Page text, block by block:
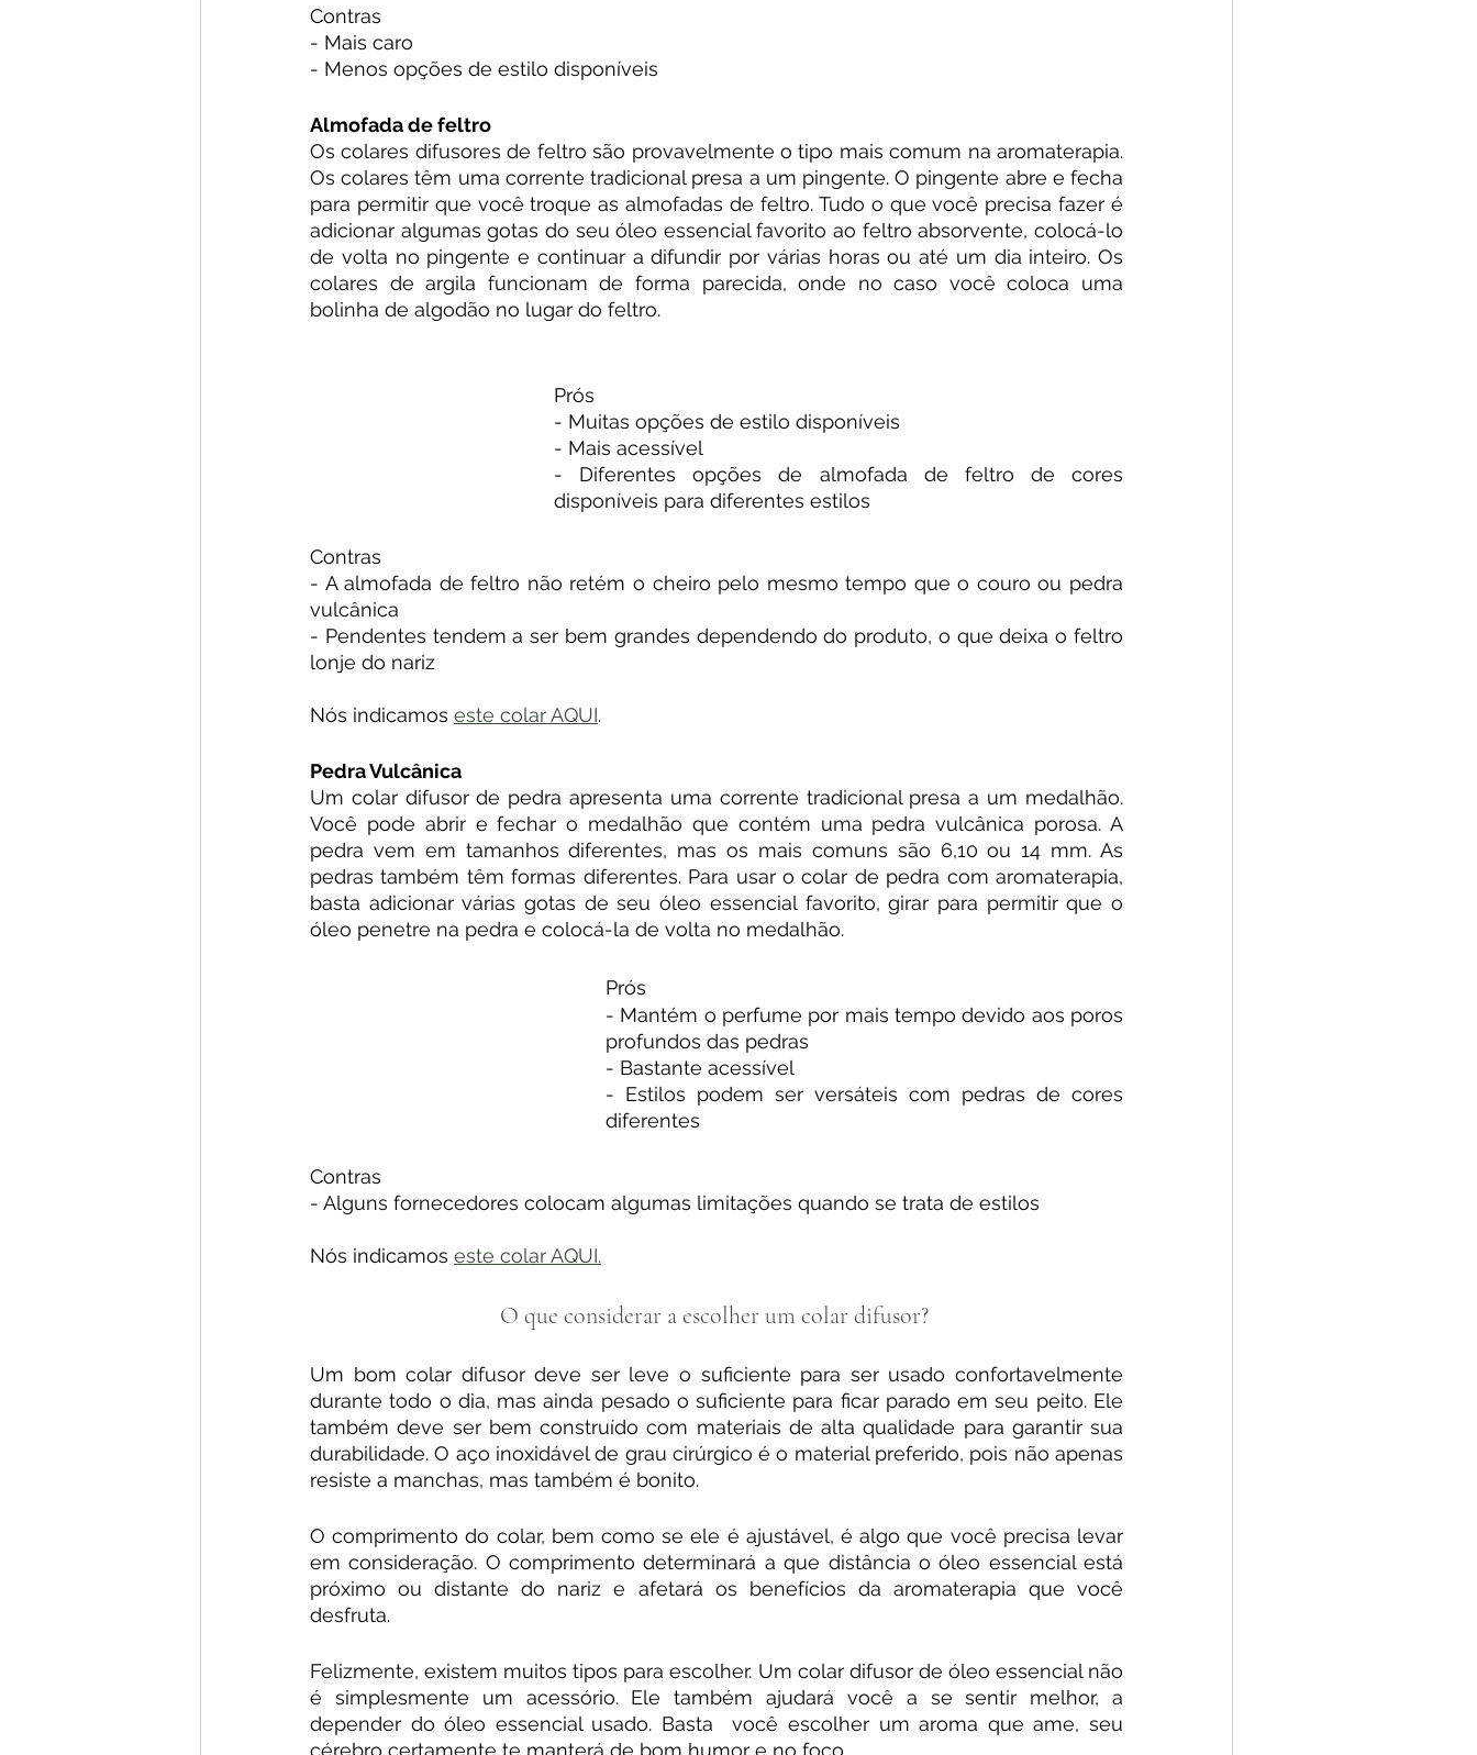
Contras
- Mais caro
- Menos opções de estilo disponíveis
Almofada de feltro
Os colares difusores de feltro são provavelmente o tipo mais comum na aromaterapia.
Os colares têm uma corrente tradicional presa a um pingente. O pingente abre e fecha
para permitir que você troque as almofadas de feltro. Tudo o que você precisa fazer é
adicionar algumas gotas do seu óleo essencial favorito ao feltro absorvente, colocá-lo
de volta no pingente e continuar a difundir por várias horas ou até um dia inteiro. Os
colares de argila funcionam de forma parecida, onde no caso você coloca uma
bolinha de algodão no lugar do feltro.
Prós
- Muitas opções de estilo disponíveis
- Mais acessível
- Diferentes opções de almofada de feltro de cores
disponíveis para diferentes estilos
Contras
- A almofada de feltro não retém o cheiro pelo mesmo tempo que o couro ou pedra
vulcânica
- Pendentes tendem a ser bem grandes dependendo do produto, o que deixa o feltro
lonje do nariz
Nós indicamos este colar AQUI.
Pedra Vulcânica
Um colar difusor de pedra apresenta uma corrente tradicional presa a um medalhão.
Você pode abrir e fechar o medalhão que contém uma pedra vulcânica porosa. A
pedra vem em tamanhos diferentes, mas os mais comuns são 6,10 ou 14 mm. As
pedras também têm formas diferentes. Para usar o colar de pedra com aromaterapia,
basta adicionar várias gotas de seu óleo essencial favorito, girar para permitir que o
óleo penetre na pedra e colocá-la de volta no medalhão.
Prós
- Mantém o perfume por mais tempo devido aos poros
profundos das pedras
- Bastante acessível
- Estilos podem ser versáteis com pedras de cores
diferentes
Contras
- Alguns fornecedores colocam algumas limitações quando se trata de estilos
Nós indicamos este colar AQUI.
O que considerar a escolher um colar difusor?
Um bom colar difusor deve ser leve o suficiente para ser usado confortavelmente
durante todo o dia, mas ainda pesado o suficiente para ficar parado em seu peito. Ele
também deve ser bem construído com materiais de alta qualidade para garantir sua
durabilidade. O aço inoxidável de grau cirúrgico é o material preferido, pois não apenas
resiste a manchas, mas também é bonito.
O comprimento do colar, bem como se ele é ajustável, é algo que você precisa levar
em consideração. O comprimento determinará a que distância o óleo essencial está
próximo ou distante do nariz e afetará os benefícios da aromaterapia que você
desfruta.
Felizmente, existem muitos tipos para escolher. Um colar difusor de óleo essencial não
é simplesmente um acessório. Ele também ajudará você a se sentir melhor, a
depender do óleo essencial usado. Basta  você escolher um aroma que ame, seu
cérebro certamente te manterá de bom humor e no foco.